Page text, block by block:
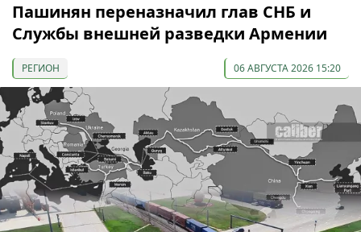
Пашинян переназначил глав СНБ и
Службы внешней разведки Армении
РЕГИОН 06 АВГУСТА 2026 15:20